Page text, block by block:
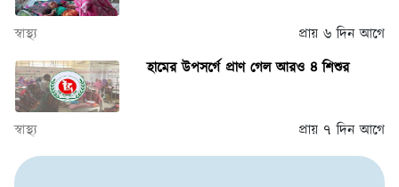
স্বাস্থ্য
প্রায় ৬ দিন আগে
হামের উপসর্গে প্রাণ গেল আরও ৪ শিশুর
স্বাস্থ্য প্রায় ৭ দিন আগে